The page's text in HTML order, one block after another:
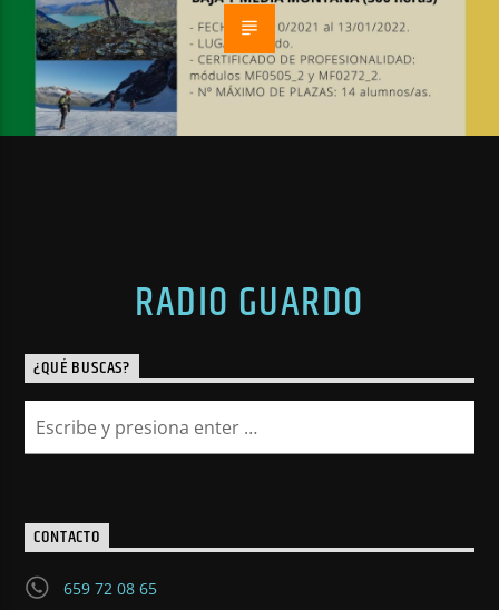
RADIO GUARDO
¿QUÉ BUSCAS?
CONTACTO
659 72 08 65